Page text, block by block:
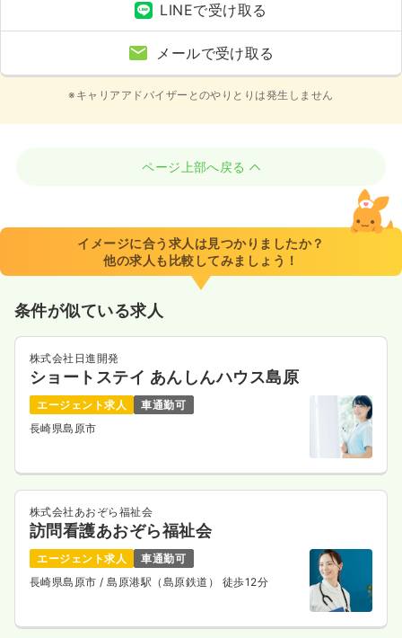
LINEで受け取る
メールで受け取る
※キャリアアドバイザーとのやりとりは発生しません
ページ上部へ戻る
イメージに合う求人は見つかりましたか？
他の求人も比較してみましょう！
条件が似ている求人
株式会社日進開発
ショートステイ あんしんハウス島原
エージェント求人
車通勤可
長崎県島原市
株式会社あおぞら福祉会
訪問看護あおぞら福祉会
エージェント求人
車通勤可
長崎県島原市 / 島原港駅（島原鉄道） 徒歩12分